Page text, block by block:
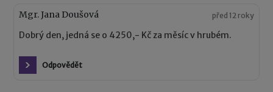
Mgr. Jana Doušová před 12 roky
Dobrý den, jedná se o 4250,- Kč za měsíc v hrubém.
Odpovědět